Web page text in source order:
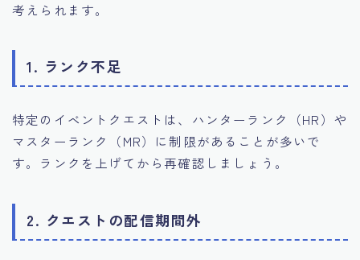
考えられます。
1. ランク不足
特定のイベントクエストは、ハンターランク（HR）や
マスターランク（MR）に制限があることが多いで
す。ランクを上げてから再確認しましょう。
2. クエストの配信期間外